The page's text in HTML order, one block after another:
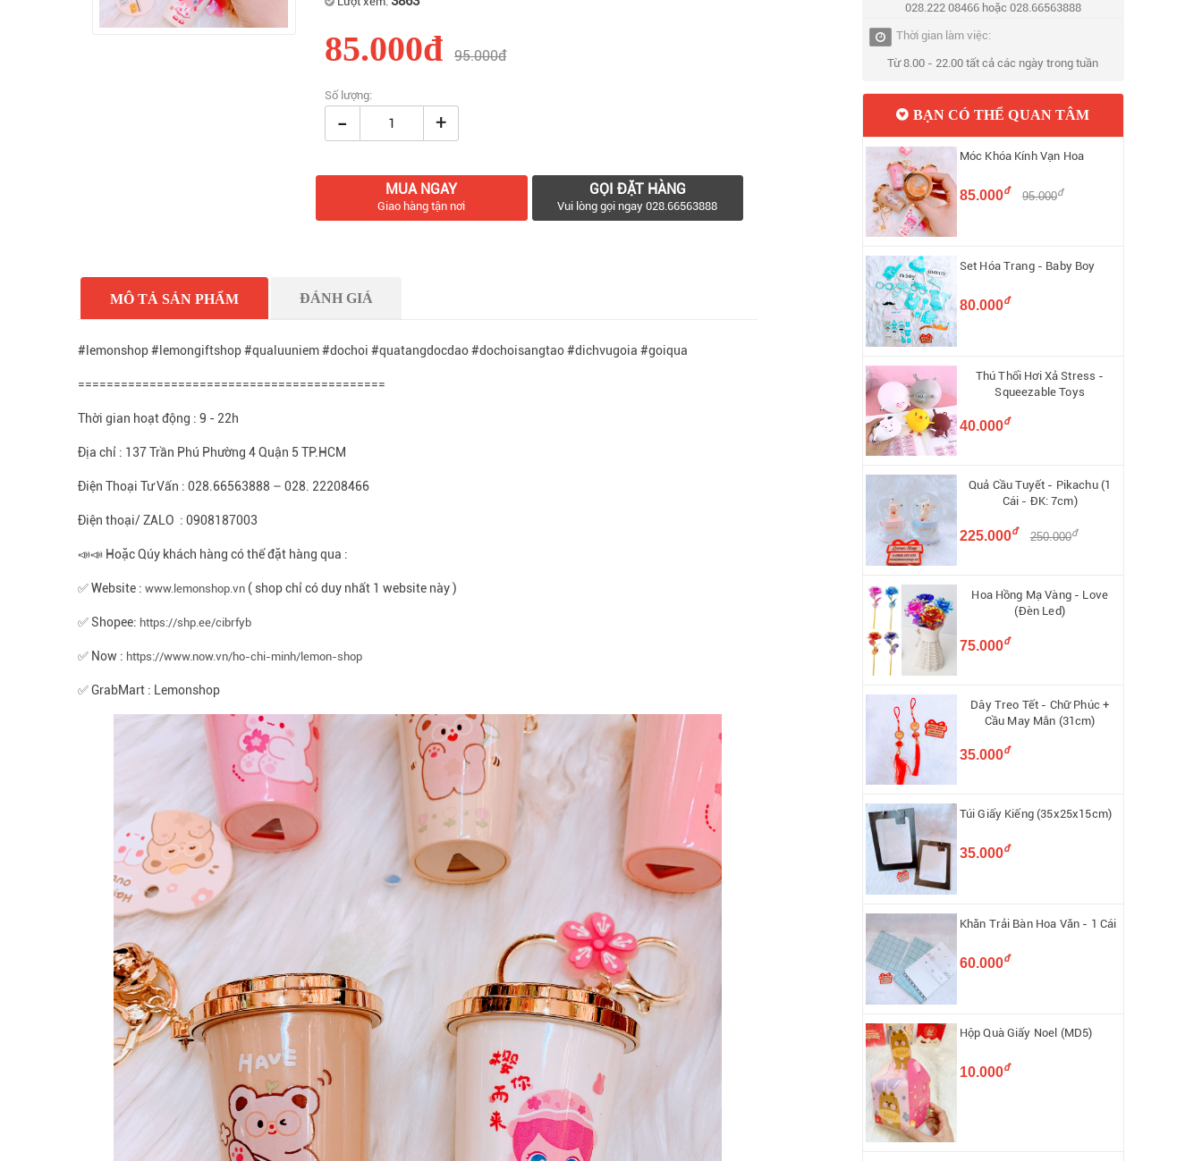
85.000đ 95.000đ
Số lượng:
- +
MUA NGAY
Giao hàng tận nơi
GỌI ĐẶT HÀNG
Vui lòng gọi ngay 028.66563888
MÔ TẢ SẢN PHẨM ĐÁNH GIÁ
#lemonshop #lemongiftshop #qualuuniem #dochoi #quatangdocdao #dochoisangtao #dichvugoia #goiqua
===========================================
Thời gian hoạt động : 9 - 22h
Địa chỉ : 137 Trần Phú Phường 4 Quận 5 TP.HCM
Điện Thoại Tư Vấn : 028.66563888 – 028. 22208466
Điện thoại/ ZALO : 0908187003
📣📣 Hoặc Qúy khách hàng có thể đặt hàng qua :
✅ Website :www.lemonshop.vn ( shop chỉ có duy nhất 1 website này )
✅ Shopee: https://shp.ee/cibrfyb
✅ Now : https://www.now.vn/ho-chi-minh/lemon-shop
✅ GrabMart : Lemonshop
028.222 08466 hoặc 028.66563888
Thời gian làm việc:
Từ 8.00 - 22.00 tất cả các ngày trong tuần
BẠN CÓ THỂ QUAN TÂM
Móc Khóa Kính Vạn Hoa
85.000đ 95.000đ
Set Hóa Trang - Baby Boy
80.000đ
Thú Thổi Hơi Xả Stress -
Squeezable Toys
40.000đ
Quả Cầu Tuyết - Pikachu (1
Cái - ĐK: 7cm)
225.000đ 250.000đ
Hoa Hồng Mạ Vàng - Love
(Đèn Led)
75.000đ
Dây Treo Tết - Chữ Phúc +
Cầu May Mắn (31cm)
35.000đ
Túi Giấy Kiếng (35x25x15cm)
35.000đ
Khăn Trải Bàn Hoa Văn - 1 Cái
60.000đ
Hộp Quà Giấy Noel (MD5)
10.000đ